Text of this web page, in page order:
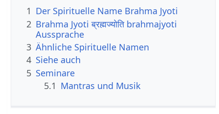
1 Der Spirituelle Name Brahma Jyoti
2 Brahma Jyoti ब्रह्मज्योति brahmajyoti
Aussprache
3 Ähnliche Spirituelle Namen
4 Siehe auch
5 Seminare
5.1 Mantras und Musik